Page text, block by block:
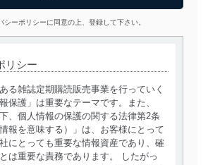
シーポリシーに同意の上、登録して下さい。
リシー
る雑誌定期購読販売事業を行っていく
保護」は重要なテーマです。また、
、個人情報の保護の関する法律第2条
報を意味する）」は、お客様にとって
にとっても重要な情報資産であり、確
は重要な責務であります。 したがっ